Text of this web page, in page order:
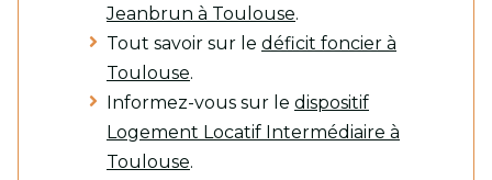
Jeanbrun à Toulouse.
Tout savoir sur le déficit foncier à
Toulouse.
Informez-vous sur le dispositif
Logement Locatif Intermédiaire à
Toulouse.